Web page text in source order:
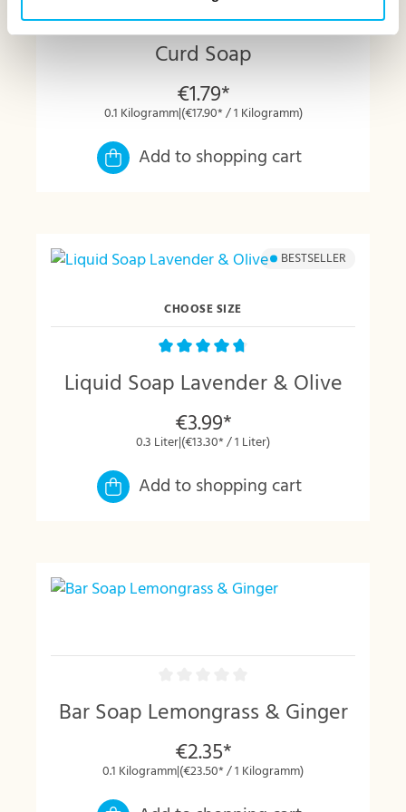
Curd Soap
€1.79*
0.1 Kilogramm|(€17.90* / 1 Kilogramm)
Add to shopping cart
BESTSELLER
CHOOSE SIZE
Average rating of 4.75 out of 5 stars
Liquid Soap Lavender & Olive
€3.99*
0.3 Liter|(€13.30* / 1 Liter)
Add to shopping cart
Bar Soap Lemongrass & Ginger
€2.35*
0.1 Kilogramm|(€23.50* / 1 Kilogramm)